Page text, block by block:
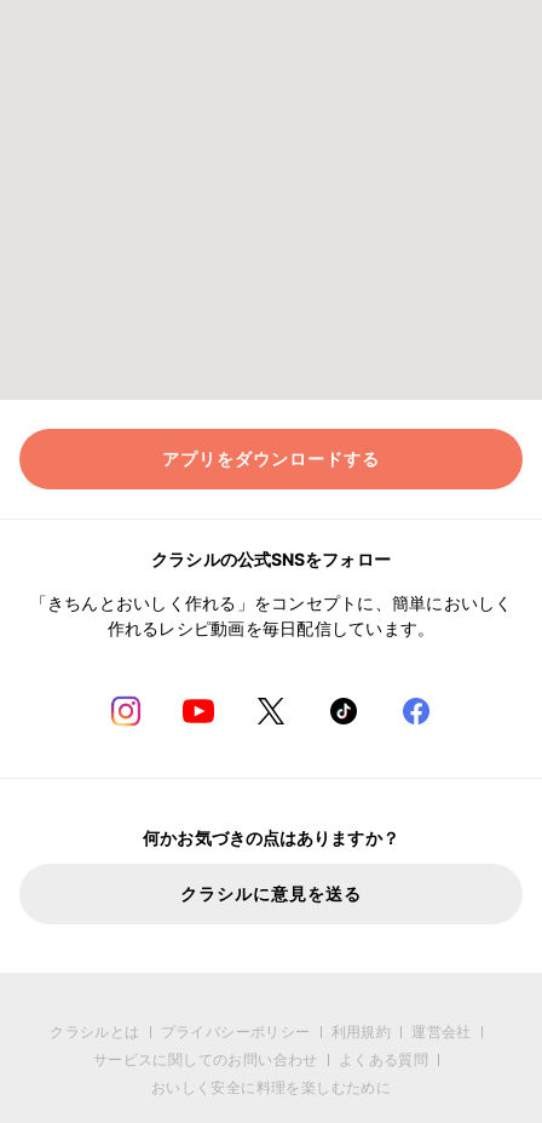
アプリをダウンロードする
クラシルの公式SNSをフォロー
「きちんとおいしく作れる」をコンセプトに、簡単においしく
作れるレシピ動画を毎日配信しています。
何かお気づきの点はありますか？
クラシルに意見を送る
クラシルとは プライバシーポリシー 利用規約
運営会社
サービスに関してのお問い合わせ
よくある質問
おいしく安全に料理を楽しむために